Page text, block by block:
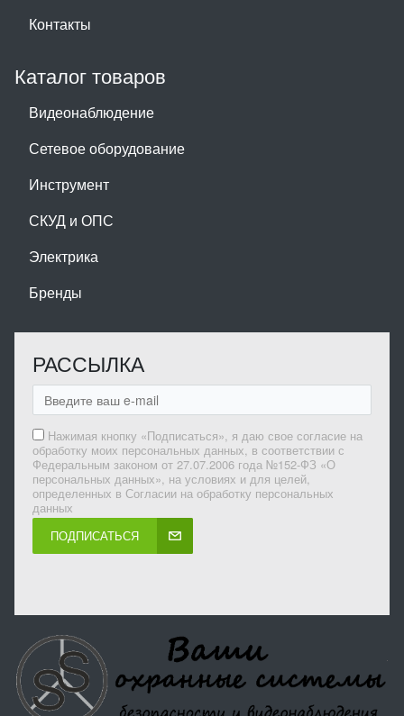
Контакты
Каталог товаров
Видеонаблюдение
Сетевое оборудование
Инструмент
СКУД и ОПС
Электрика
Бренды
РАССЫЛКА
Нажимая кнопку «Подписаться», я даю свое согласие на
обработку моих персональных данных, в соответствии с
Федеральным законом от 27.07.2006 года №152-ФЗ «О
персональных данных», на условиях и для целей,
определенных в Согласии на обработку персональных
данных
ПОДПИСАТЬСЯ